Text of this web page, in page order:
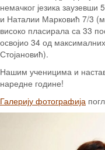
немачког језика
и Наталии Марковић 7/3
високо пласирала са 33
освојио 34 од
Стојановић).
Нашим ученицима и
наредне године!
Галерију фотографија